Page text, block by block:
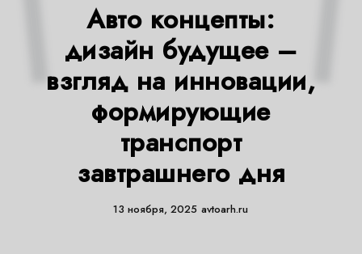
Авто концепты:
дизайн будущее –
взгляд на инновации,
формирующие
транспорт
завтрашнего дня
13 ноября, 2025 avtoarh.ru